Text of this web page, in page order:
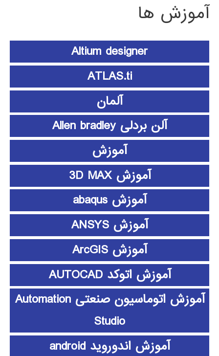
آموزش ها
Altium designer
ATLAS.ti
آلمان
آلن بردلی Allen bradley
آموزش
آموزش 3D MAX
آموزش abaqus
آموزش ANSYS
آموزش ArcGIS
آموزش اتوکد AUTOCAD
آموزش اتوماسیون صنعتی Automation
Studio
آموزش اندوروید android